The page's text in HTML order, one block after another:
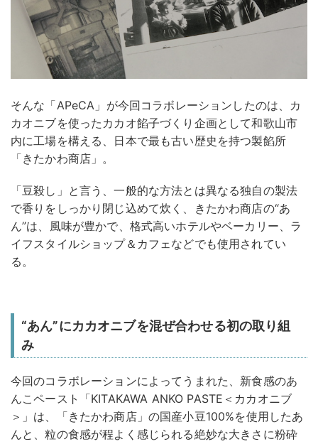
そんな「APeCA」が今回コラボレーションしたのは、カ
カオニブを使ったカカオ餡子づくり企画として和歌山市
内に工場を構える、日本で最も古い歴史を持つ製餡所
「きたかわ商店」。
「豆殺し」と言う、一般的な方法とは異なる独自の製法
で香りをしっかり閉じ込めて炊く、きたかわ商店の“あ
ん”は、風味が豊かで、格式高いホテルやベーカリー、ラ
イフスタイルショップ＆カフェなどでも使用されてい
る。
“あん”にカカオニブを混ぜ合わせる初の取り組
み
今回のコラボレーションによってうまれた、新食感のあ
んこペースト「KITAKAWA ANKO PASTE＜カカオニブ
＞」は、「きたかわ商店」の国産小豆100%を使用したあ
んと、粒の食感が程よく感じられる絶妙な大きさに粉砕